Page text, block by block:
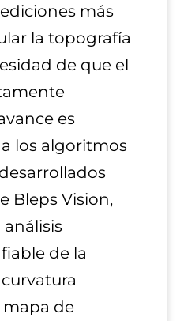
más
la topografía
de que el
es
los algoritmos
Bleps Vision,
de la
mapa de